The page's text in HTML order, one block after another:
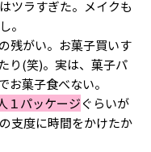
ツラすぎた。メイクも
。
残がい。お菓子買いす
り(笑)。実は、菓子パ
お菓子食べない。
１パッケージぐらいが
支度に時間をかけたか